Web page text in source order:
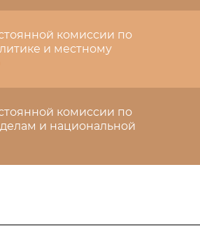
комиссии по
и местному
комиссии по
и национальной